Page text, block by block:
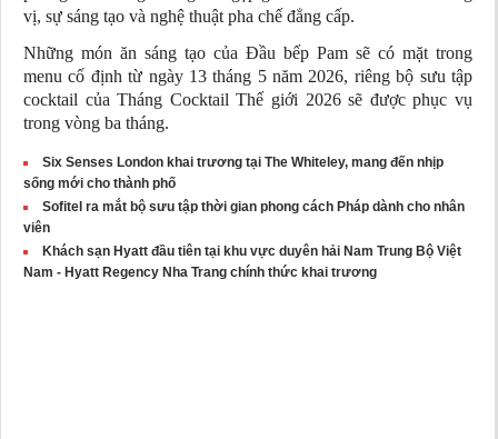
vị, sự sáng tạo và nghệ thuật pha chế đẳng cấp.
Những món ăn sáng tạo của Đầu bếp Pam sẽ có mặt trong
menu cố định từ ngày 13 tháng 5 năm 2026, riêng bộ sưu tập
cocktail của Tháng Cocktail Thế giới 2026 sẽ được phục vụ
trong vòng ba tháng.
Six Senses London khai trương tại The Whiteley, mang đến nhịp
sống mới cho thành phố
Sofitel ra mắt bộ sưu tập thời gian phong cách Pháp dành cho nhân
viên
Khách sạn Hyatt đầu tiên tại khu vực duyên hải Nam Trung Bộ Việt
Nam - Hyatt Regency Nha Trang chính thức khai trương